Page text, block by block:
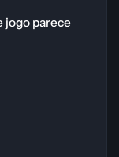
jogo parece